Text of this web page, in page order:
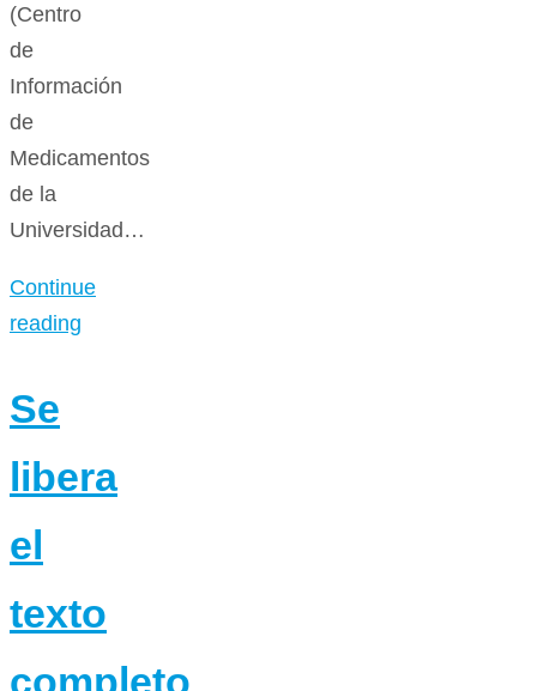
(Centro
de
Información
de
Medicamentos
de la
Universidad…
Continue
reading
Se
libera
el
texto
completo